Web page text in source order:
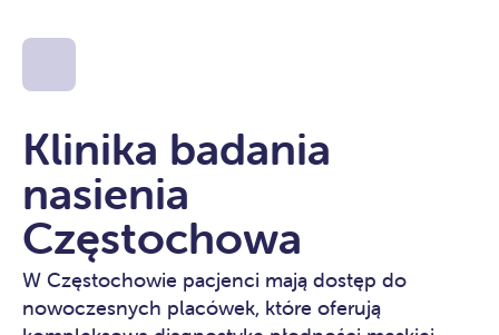
Klinika badania
nasienia
Częstochowa
W Częstochowie pacjenci mają dostęp do
nowoczesnych placówek, które oferują